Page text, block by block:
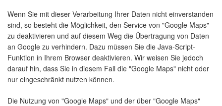
Wenn Sie mit dieser Verarbeitung Ihrer Daten nicht einverstanden
sind, so besteht die Möglichkeit, den Service von "Google Maps"
zu deaktivieren und auf diesem Weg die Übertragung von Daten
an Google zu verhindern. Dazu müssen Sie die Java-Script-
Funktion in Ihrem Browser deaktivieren. Wir weisen Sie jedoch
darauf hin, dass Sie in diesem Fall die "Google Maps" nicht oder
nur eingeschränkt nutzen können.
Die Nutzung von "Google Maps" und der über "Google Maps"